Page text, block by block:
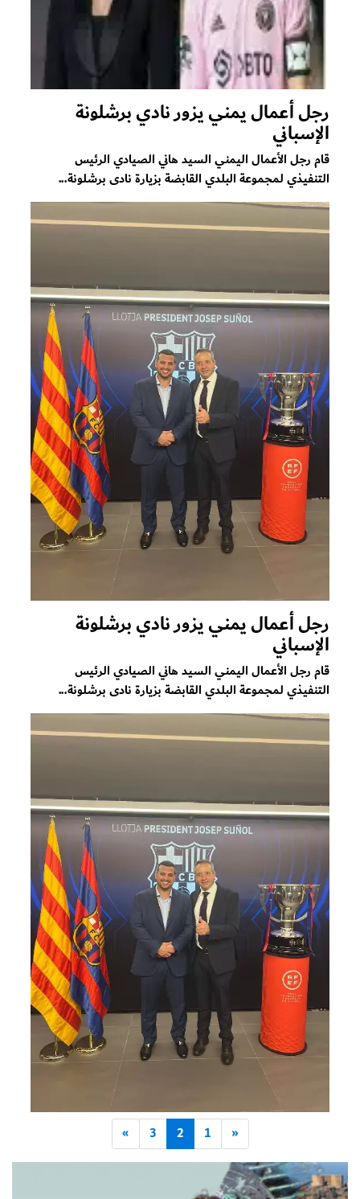
رجل أعمال يمني يزور نادي برشلونة
الإسباني
قام رجل الأعمال اليمني السيد هاني الصيادي الرئيس
التنفيذي لمجموعة البلدي القابضة بزيارة نادى برشلونة...
رجل أعمال يمني يزور نادي برشلونة
الإسباني
قام رجل الأعمال اليمني السيد هاني الصيادي الرئيس
التنفيذي لمجموعة البلدي القابضة بزيارة نادى برشلونة...
«
1
2
3
»